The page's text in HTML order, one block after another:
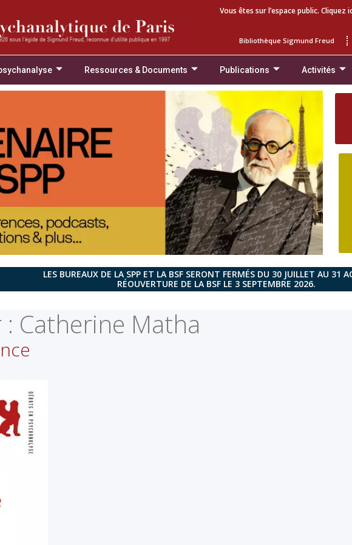
Vous êtes sur l’espace public.
Bibliothèque Sigmund Freud
Ressources & Documents Publications Activités
LES BUREAUX DE LA SPP ET LA BSF SERONT FERMÉS DU 30 JUILLET AU 31
RÉOUVERTURE DE LA BSF LE 3 SEPTEMBRE 2026.
Catherine Matha